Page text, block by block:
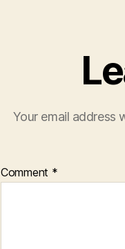
Your email address
Comment *